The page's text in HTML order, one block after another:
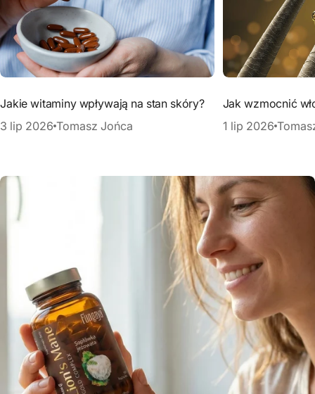
Jakie witaminy wpływają na stan skóry?
3 lip 2026 Tomasz Jońca
Jak wzmocnić
1 lip 2026